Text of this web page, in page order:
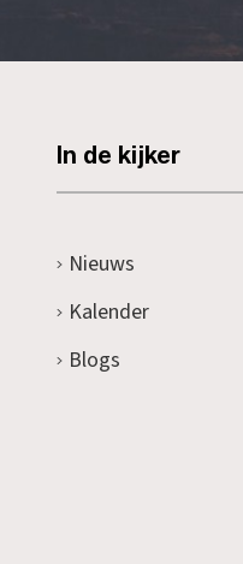
In de kijker
Nieuws
Kalender
Blogs